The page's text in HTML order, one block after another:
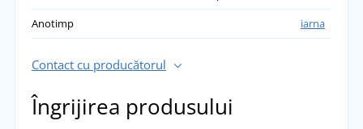
Anotimp
iarna
Contact cu producătorul
Îngrijirea produsului